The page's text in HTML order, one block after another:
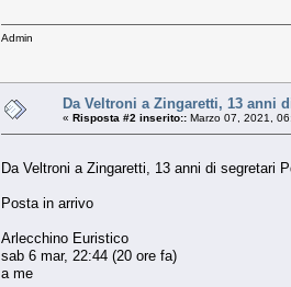
Admin
Da Veltroni a Zingaretti, 13 anni
« Risposta #2 inserito:: Marzo 07, 2021,
Da Veltroni a Zingaretti, 13 anni di segretari
Posta in arrivo
Arlecchino Euristico
sab 6 mar, 22:44 (20 ore fa)
a me